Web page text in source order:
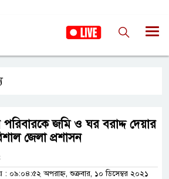
জমি ও ঘর বরাদ্দ দেয়ার
জেলা প্রশাসন
০৯:০৪:৫২ অপরাহ্ন, শুক্রবার, ১০ ডিসেম্বর ২০২১